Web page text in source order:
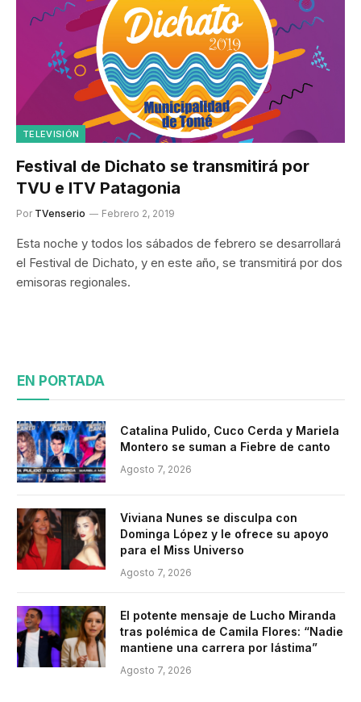
TELEVISIÓN
Festival de Dichato se transmitirá por
TVU e ITV Patagonia
Por TVenserio Febrero 2, 2019
Esta noche y todos los sábados de febrero se desarrollará
el Festival de Dichato, y en este año, se transmitirá por dos
emisoras regionales.
EN PORTADA
Catalina Pulido, Cuco Cerda y Mariela
Montero se suman a Fiebre de canto
Agosto 7, 2026
Viviana Nunes se disculpa con
Dominga López y le ofrece su apoyo
para el Miss Universo
Agosto 7, 2026
El potente mensaje de Lucho Miranda
tras polémica de Camila Flores: “Nadie
mantiene una carrera por lástima”
Agosto 7, 2026